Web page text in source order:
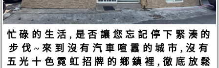
忙碌的生活,是否讓您忘記停下緊湊的
步伐~來到沒有汽車喧囂的城市,沒有
五光十色霓虹招牌的鄉鎮裡,徹底放鬆